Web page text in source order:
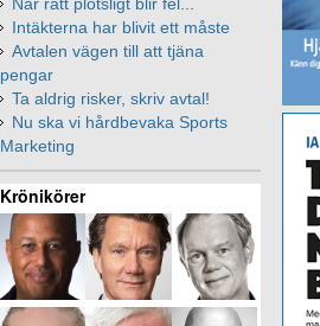
När rätt plötsligt blir fel...
Intäkterna har blivit ett måste
Avtalen vägen till att tjäna
pengar
Ta aldrig risker, skriv avtal!
Nu ska vi hårdbevaka Sports
Marketing
Krönikörer